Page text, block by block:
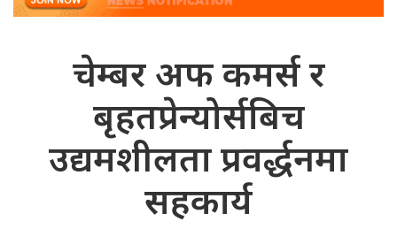
चेम्बर अफ कमर्स र
बृहतप्रेन्योर्सबिच
उद्यमशीलता प्रवर्द्धनमा
सहकार्य